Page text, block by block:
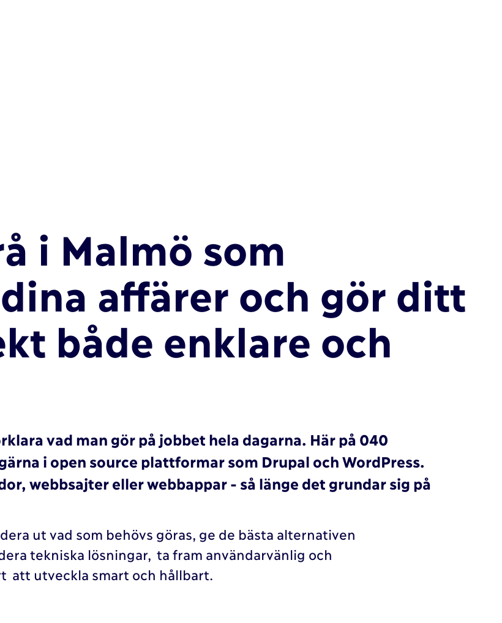
i Malmö som
affärer och gör ditt
både enklare och
vad man gör på jobbet hela dagarna. Här på 040
i open source plattformar som Drupal och WordPress.
webbsajter eller webbappar - så länge det grundar sig på
ut vad som behövs göras, ge de bästa alternativen
tekniska lösningar, ta fram användarvänlig och
att utveckla smart och hållbart.